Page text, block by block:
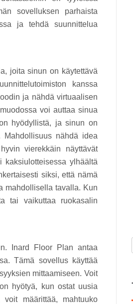
sovelluksen parhaista
ja tehdä suunnittelua
joita sinun on käytettävä
kanssa
ja nähdä virtuaalisen
voi auttaa sinua
hyödyllistä, ja sinun on
Mahdollisuus nähdä idea
vierekkäin näyttävät
ylhäältä
siksi, että nämä
mahdollisella tavalla. Kun
tai vaikuttaa ruokasalin
Inard Floor Plan antaa
Tämä sovellus käyttää
mittaamiseen. Voit
hyötyä, kun ostat uusia
määrittää, mahtuuko